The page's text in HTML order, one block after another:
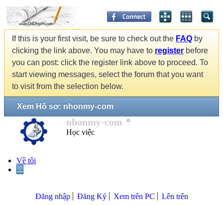
If this is your first visit, be sure to check out the FAQ by
clicking the link above. You may have to register before
you can post: click the register link above to proceed. To
start viewing messages, select the forum that you want
to visit from the selection below.
Xem Hồ sơ: nhonmy-com
nhonmy-com
Học việc
Về tôi
...
Đăng nhập Đăng Ký Xem trên PC Lên trên